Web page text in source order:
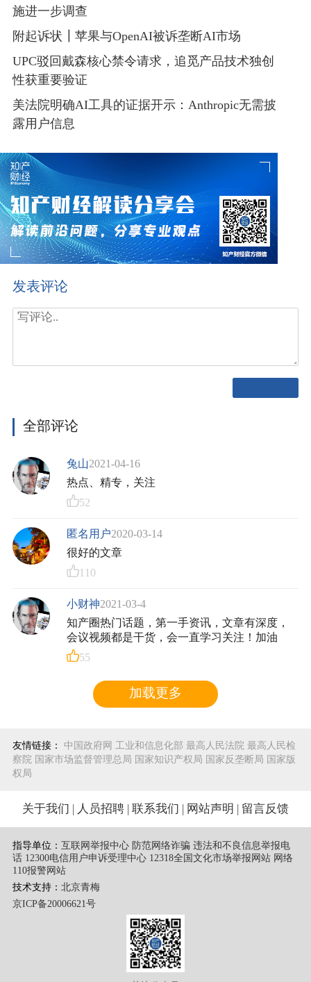
施进一步调查
附起诉状┃苹果与OpenAI被诉垄断AI市场
UPC驳回戴森核心禁令请求，追觅产品技术独创
性获重要验证
美法院明确AI工具的证据开示：Anthropic无需披
露用户信息
发表评论
全部评论
兔山2021-04-16
热点、精专，关注
52
匿名用户2020-03-14
很好的文章
110
小财神2021-03-4
知产圈热门话题，第一手资讯，文章有深度，
会议视频都是干货，会一直学习关注！加油
55
加载更多
友情链接： 中国政府网 工业和信息化部 最高人民法院 最高人民检
察院 国家市场监督管理总局 国家知识产权局 国家反垄断局 国家版
权局
关于我们 人员招聘 联系我们 网站声明 留言反馈
指导单位： 互联网举报中心 防范网络诈骗 违法和不良信息举报电
话 12300电信用户申诉受理中心 12318全国文化市场举报网站 网络
110报警网站
技术支持： 北京青梅
京ICP备20006621号